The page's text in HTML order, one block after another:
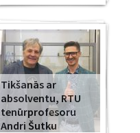
Tikšanās ar
absolventu, RTU
tenūrprofesoru
Andri Šutku